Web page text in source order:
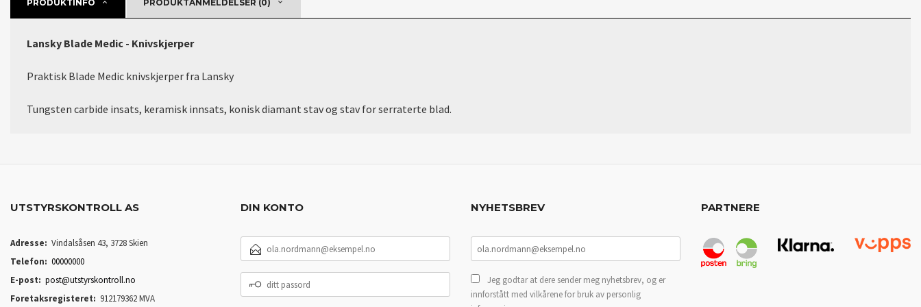
PRODUKTINFO PRODUKTANMELDELSER (0)
Lansky Blade Medic - Knivskjerper
Praktisk Blade Medic knivskjerper fra Lansky
Tungsten carbide insats, keramisk innsats, konisk diamant stav og stav for serraterte blad.
UTSTYRSKONTROLL AS
Adresse: Vindalsåsen 43, 3728 Skien
Telefon: 00000000
E-post: post@utstyrskontroll.no
Foretaksregisteret: 912179362 MVA
DIN KONTO
POSTADRESSE
PASSORD
NYHETSBREV
Jeg godtar at dere sender meg nyhetsbrev, og er
innforstått med vilkårene for bruk av personlig
PARTNERE